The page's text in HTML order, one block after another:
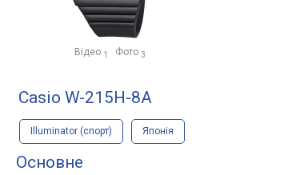
Відео 1 Фото 3
Casio W-215H-8A
Illuminator (спорт) Японія
Основне